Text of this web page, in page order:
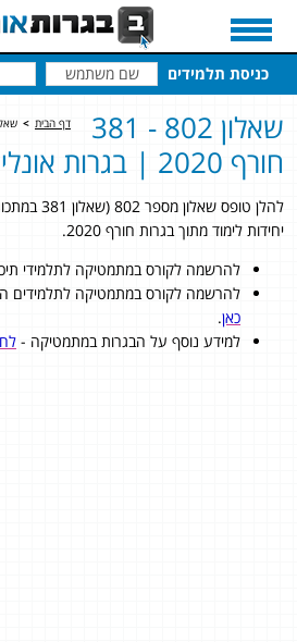
כניסת תלמידים
דף הבית > שאלון 802 - 381 חורף 2020
שאלון 802 - 381
חורף 2020 | בגרות אונליין
יחידות לימוד מתוך בגרות חורף 2020.
להרשמה לקורס במתמטיקה לתלמידי
להרשמה לקורס במתמטיקה לתלמידים
כאן.
למידע נוסף על הבגרות במתמטיקה -